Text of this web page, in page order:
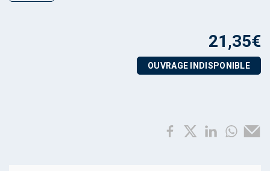
21,35€
OUVRAGE INDISPONIBLE